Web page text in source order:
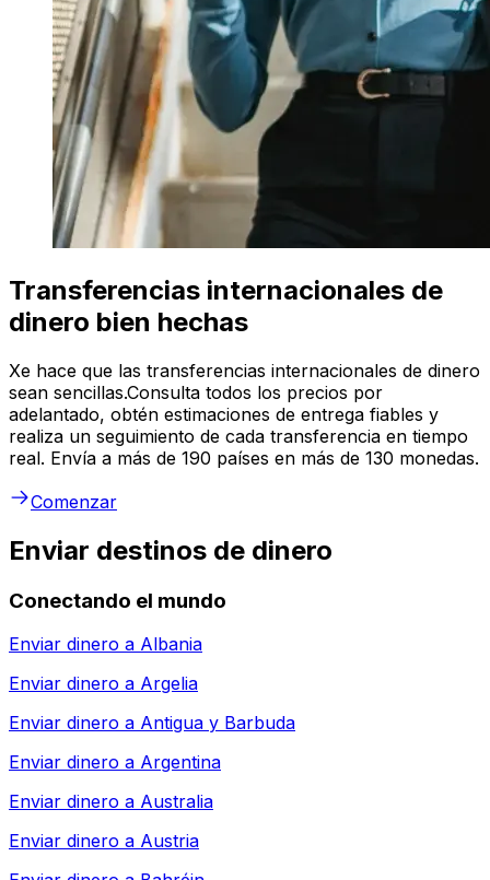
Transferencias internacionales de
dinero bien hechas
Xe hace que las transferencias internacionales de dinero
sean sencillas.Consulta todos los precios por
adelantado, obtén estimaciones de entrega fiables y
realiza un seguimiento de cada transferencia en tiempo
real. Envía a más de 190 países en más de 130 monedas.
Comenzar
Enviar destinos de dinero
Conectando el mundo
Enviar dinero a Albania
Enviar dinero a Argelia
Enviar dinero a Antigua y Barbuda
Enviar dinero a Argentina
Enviar dinero a Australia
Enviar dinero a Austria